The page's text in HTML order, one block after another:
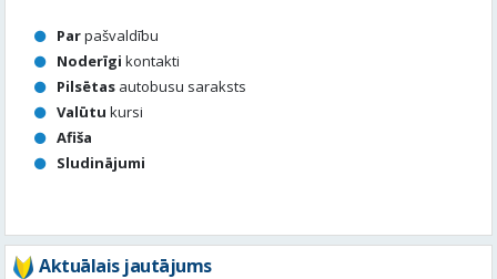
Parpašvaldību
Noderīgi kontakti
Pilsētas autobusu saraksts
Valūtu kursi
Afiša
Sludinājumi
Aktuālais jautājums